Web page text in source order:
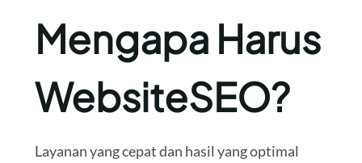
Mengapa Harus
WebsiteSEO?
Layanan yang cepat dan hasil yang optimal